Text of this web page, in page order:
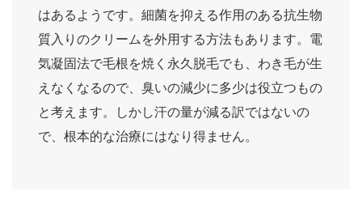
はあるようです。細菌を抑える作用のある抗生物
質入りのクリームを外用する方法もあります。電
気凝固法で毛根を焼く永久脱毛でも、わき毛が生
えなくなるので、臭いの減少に多少は役立つもの
と考えます。しかし汗の量が減る訳ではないの
で、根本的な治療にはなり得ません。